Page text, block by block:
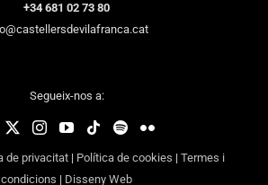
+34 681 02 73 80
Segueix-nos a:
de privacitat| Política de cookies | Termes i
condicions | Disseny Web